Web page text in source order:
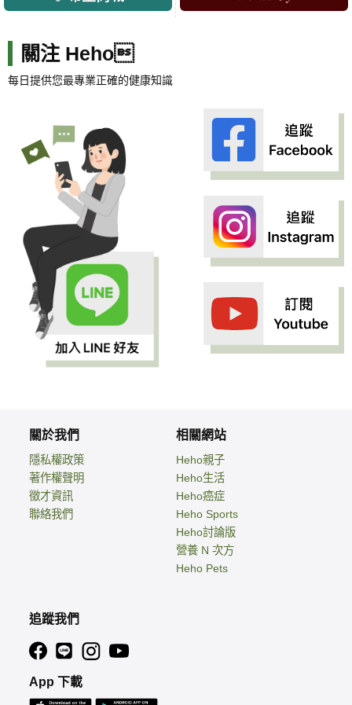
關注 Heho
每日提供您最專業正確的健康知識
關於我們
隱私權政策
著作權聲明
徵才資訊
聯絡我們
相關網站
Heho親子
Heho生活
Heho癌症
Heho Sports
Heho討論版
營養 N 次方
Heho Pets
追蹤我們
App 下載